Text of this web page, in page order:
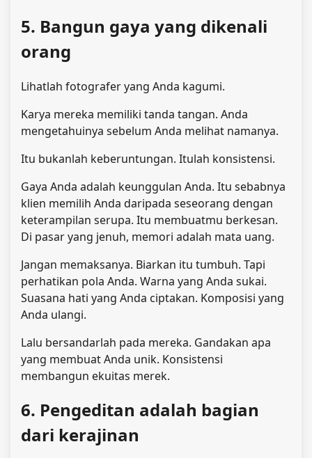
5. Bangun gaya yang dikenali
orang
Lihatlah fotografer yang Anda kagumi.
Karya mereka memiliki tanda tangan. Anda
mengetahuinya sebelum Anda melihat namanya.
Itu bukanlah keberuntungan. Itulah konsistensi.
Gaya Anda adalah keunggulan Anda. Itu sebabnya
klien memilih Anda daripada seseorang dengan
keterampilan serupa. Itu membuatmu berkesan.
Di pasar yang jenuh, memori adalah mata uang.
Jangan memaksanya. Biarkan itu tumbuh. Tapi
perhatikan pola Anda. Warna yang Anda sukai.
Suasana hati yang Anda ciptakan. Komposisi yang
Anda ulangi.
Lalu bersandarlah pada mereka. Gandakan apa
yang membuat Anda unik. Konsistensi
membangun ekuitas merek.
6. Pengeditan adalah bagian
dari kerajinan